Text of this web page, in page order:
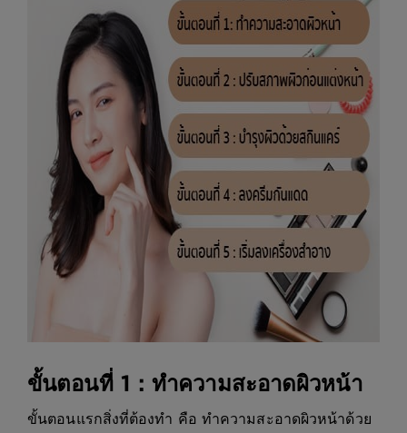
ขั้นตอนที่ 1 : ทำความสะอาดผิวหน้า
ขั้นตอนแรกสิ่งที่ต้องทำ คือ ทำความสะอาดผิวหน้าด้วย